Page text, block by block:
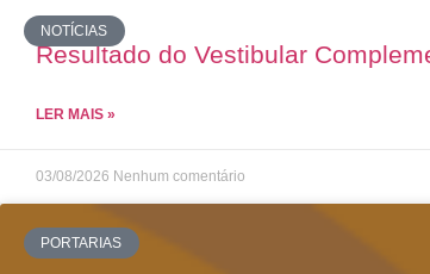
NOTÍCIAS
Resultado do Vestibular
LER MAIS »
03/08/2026 Nenhum comentário
PORTARIAS